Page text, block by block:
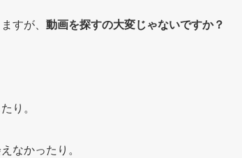
すが、 動画を探すの大変じゃないですか？
り。
なかったり。